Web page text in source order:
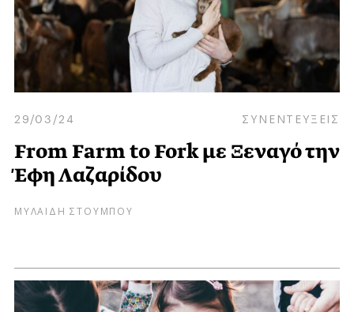
29/03/24 ΣΥΝΕΝΤΕΥΞΕΙΣ
From Farm to Fork με Ξεναγό την
Έφη Λαζαρίδου
ΜΥΛΑΙΔΗ ΣΤΟΥΜΠΟΥ